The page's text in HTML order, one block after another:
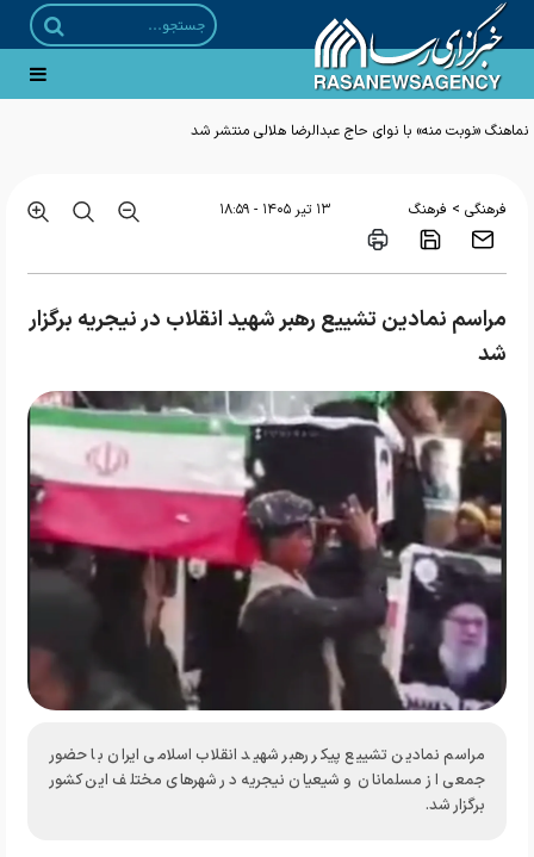
نماهنگ «نوبت منه» با نوای حاج عبدالرضا هلالی منتشر شد
فرهنگی > فرهنگ ۱۳ تير ۱۴۰۵ - ۱۸:۵۹
مراسم نمادین تشییع رهبر شهید انقلاب در نیجریه برگزار
شد
مراسم نمادین تشییع پیکر رهبر شهید انقلاب اسلامی ایران با حضور
جمعی از مسلمانان و شیعیان نیجریه در شهرهای مختلف این کشور
برگزار شد.